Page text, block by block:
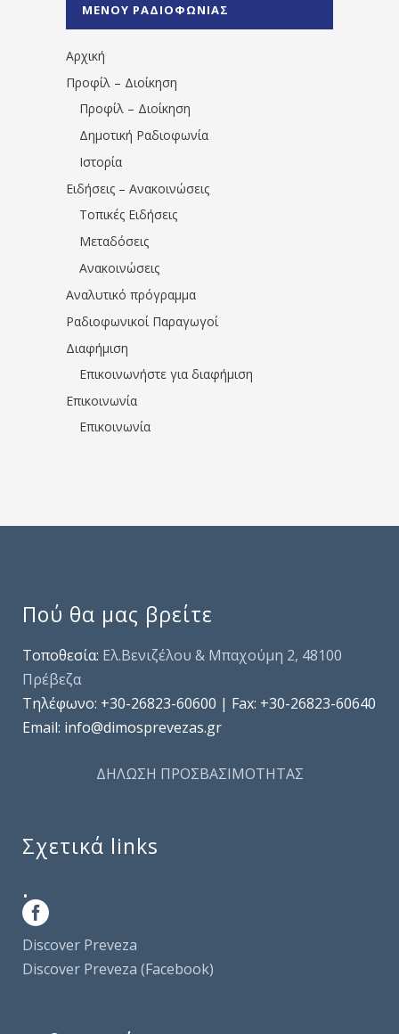
1531194763766854/" artist="" ]
ΜΕΝΟΥ ΡΑΔΙΟΦΩΝΙΑΣ
Αρχική
Προφίλ – Διοίκηση
Προφίλ – Διοίκηση
Δημοτική Ραδιοφωνία
Ιστορία
Ειδήσεις – Ανακοινώσεις
Τοπικές Ειδήσεις
Μεταδόσεις
Ανακοινώσεις
Αναλυτικό πρόγραμμα
Ραδιοφωνικοί Παραγωγοί
Διαφήμιση
Επικοινωνήστε για διαφήμιση
Επικοινωνία
Επικοινωνία
Πού θα μας βρείτε
Τοποθεσία: Ελ.Βενιζέλου & Μπαχούμη 2, 48100
Πρέβεζα
Τηλέφωνo: +30-26823-60600 | Fax: +30-26823-60640
Email: info@dimosprevezas.gr
ΔΗΛΩΣΗ ΠΡΟΣΒΑΣΙΜΟΤΗΤΑΣ
Σχετικά links
.
Discover Preveza
Discover Preveza (Facebook)